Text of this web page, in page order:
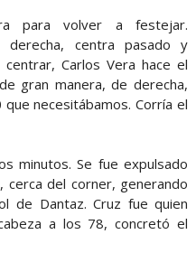
para volver a festejar.
centra pasado y
Carlos Vera hace el
gran manera, de derecha,
necesitábamos. Corría el
minutos. Se fue expulsado
del corner, generando
de Dantaz. Cruz fue quien
a los 78, concretó el